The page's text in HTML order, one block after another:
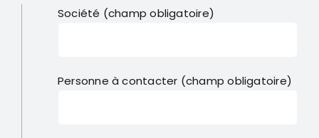
Société (champ obligatoire)
Personne à contacter (champ obligatoire)